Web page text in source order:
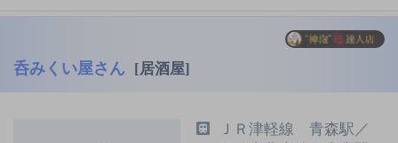
呑みくい屋さん [居酒屋]
ＪＲ津軽線 青森駅／